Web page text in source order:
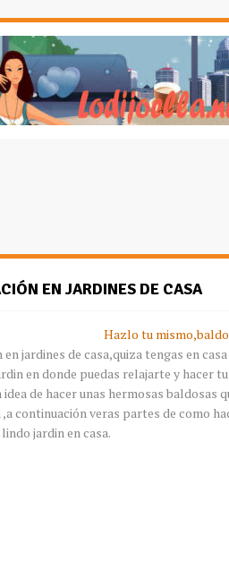
EN JARDINES DE CASA
Hazlo tu
jardines de casa,quiza tengas en
en donde puedas relajarte y hacer
de hacer unas hermosas baldosas
continuación veras partes de como
jardin en casa.